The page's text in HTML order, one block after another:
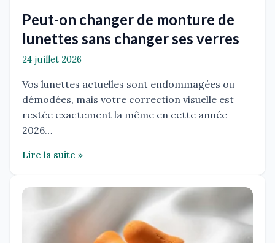
Peut-on changer de monture de
lunettes sans changer ses verres
24 juillet 2026
Vos lunettes actuelles sont endommagées ou
démodées, mais votre correction visuelle est
restée exactement la même en cette année
2026…
Lire la suite »